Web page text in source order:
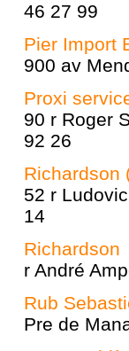
46 27 99
Pier Import
900 av
Proxi
90 r Roger
92 26
Richardson
52 r
14
Richardson
r André
Rub
Pre de